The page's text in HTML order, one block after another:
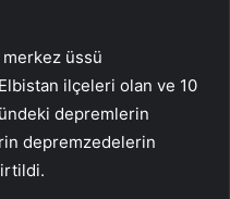
merkez üssü
Elbistan ilçeleri olan ve 10
depremlerin
depremzedelerin